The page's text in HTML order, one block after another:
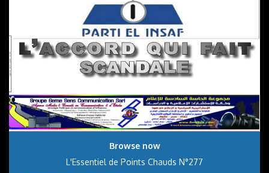
Browse now
L'Essentiel de Points Chauds N°277